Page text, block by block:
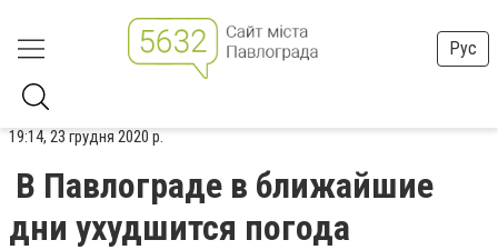
Рус
19:14, 23 грудня 2020 р.
В Павлограде в ближайшие
дни ухудшится погода